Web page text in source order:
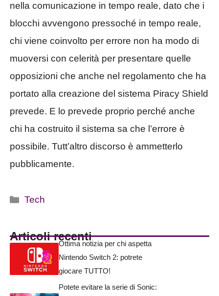
nella comunicazione in tempo reale, dato che i
blocchi avvengono pressoché in tempo reale,
chi viene coinvolto per errore non ha modo di
muoversi con celerità per presentare quelle
opposizioni che anche nel regolamento che ha
portato alla creazione del sistema Piracy Shield
prevede. E lo prevede proprio perché anche
chi ha costruito il sistema sa che l’errore è
possibile. Tutt’altro discorso è ammetterlo
pubblicamente.
Categorie
Tech
Articoli recenti
Ottima notizia per chi aspetta
Nintendo Switch 2: potrete
giocare TUTTO!
Potete evitare la serie di Sonic: